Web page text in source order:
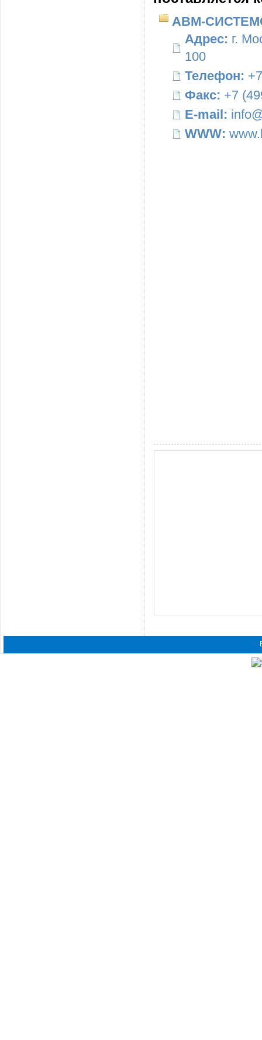
АВМ-
Адрес: г.
100
Телефон:
Факс: +7
E-mail:
WWW: